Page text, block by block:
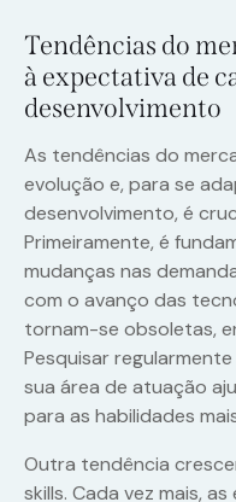
Tendências do
à expectativa de
desenvolvimento
As tendências do
evolução e, para se
desenvolvimento, é
Primeiramente, é
mudanças nas
com o avanço das
tornam-se obsoletas,
Pesquisar
sua área de atuação
para as habilidades
Outra tendência
skills. Cada vez mais,